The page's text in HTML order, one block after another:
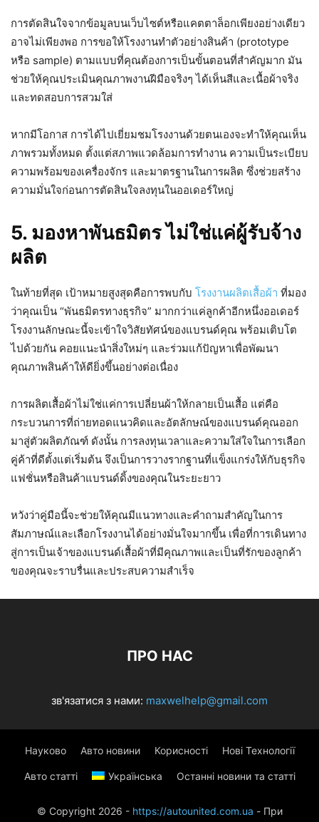
การตัดสินใจจากข้อมูลบนเว็บไซต์หรือแคตตาล็อกเพียงอย่างเดียว
อาจไม่เพียงพอ การขอให้โรงงานทำตัวอย่างสินค้า (prototype
หรือ sample) ตามแบบที่คุณต้องการเป็นขั้นตอนที่สำคัญมาก มัน
ช่วยให้คุณประเมินคุณภาพงานฝีมือจริงๆ ได้เห็นสีและเนื้อผ้าจริง
และทดสอบการสวมใส่
หากมีโอกาส การได้ไปเยี่ยมชมโรงงานด้วยตนเองจะทำให้คุณเห็น
ภาพรวมทั้งหมด ตั้งแต่สภาพแวดล้อมการทำงาน ความเป็นระเบียบ
ความพร้อมของเครื่องจักร และมาตรฐานในการผลิต ซึ่งช่วยสร้าง
ความมั่นใจก่อนการตัดสินใจลงทุนในออเดอร์ใหญ่
5. มองหาพันธมิตร ไม่ใช่แค่ผู้รับจ้าง
ผลิต
ในท้ายที่สุด เป้าหมายสูงสุดคือการพบกับ โรงงานผลิตเสื้อผ้า ที่มอง
ว่าคุณเป็น “พันธมิตรทางธุรกิจ” มากกว่าแค่ลูกค้าอีกหนึ่งออเดอร์
โรงงานลักษณะนี้จะเข้าใจวิสัยทัศน์ของแบรนด์คุณ พร้อมเติบโต
ไปด้วยกัน คอยแนะนำสิ่งใหม่ๆ และร่วมแก้ปัญหาเพื่อพัฒนา
คุณภาพสินค้าให้ดียิ่งขึ้นอย่างต่อเนื่อง
การผลิตเสื้อผ้าไม่ใช่แค่การเปลี่ยนผ้าให้กลายเป็นเสื้อ แต่คือ
กระบวนการที่ถ่ายทอดแนวคิดและอัตลักษณ์ของแบรนด์คุณออก
มาสู่ตัวผลิตภัณฑ์ ดังนั้น การลงทุนเวลาและความใส่ใจในการเลือก
คู่ค้าที่ดีตั้งแต่เริ่มต้น จึงเป็นการวางรากฐานที่แข็งแกร่งให้กับธุรกิจ
แฟชั่นหรือสินค้าแบรนด์ดิ้งของคุณในระยะยาว
หวังว่าคู่มือนี้จะช่วยให้คุณมีแนวทางและคำถามสำคัญในการ
สัมภาษณ์และเลือกโรงงานได้อย่างมั่นใจมากขึ้น เพื่อที่การเดินทาง
สู่การเป็นเจ้าของแบรนด์เสื้อผ้าที่มีคุณภาพและเป็นที่รักของลูกค้า
ของคุณจะราบรื่นและประสบความสำเร็จ
ПРО НАС
зв'язатися з нами: maxwelhelp@gmail.com
Науково Авто новини Корисності Нові Технології
Авто статті Українська Останні новини та статті
© Copyright 2026 - https://autounited.com.ua - При